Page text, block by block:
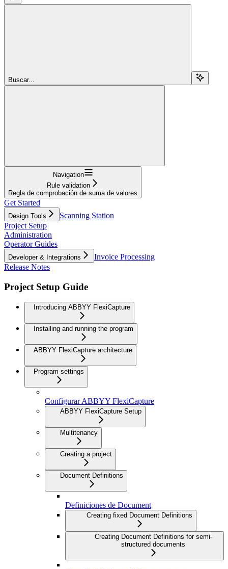
Buscar...
Navigation
Rule validation
Regla de comprobación de suma de valores
Get Started
Design Tools
Scanning Station
Project Setup
Administration
Operator Guides
Developer & Integrations
Invoice Processing
Release Notes
Project Setup Guide
Introducing ABBYY FlexiCapture
Installing and running the program
ABBYY FlexiCapture architecture
Program settings
Configurar ABBYY FlexiCapture
ABBYY FlexiCapture Setup
Multitenancy
Creating a project
Document Definitions
Definiciones de Document
Creating fixed Document Definitions
Creating Document Definitions for semi-
structured documents